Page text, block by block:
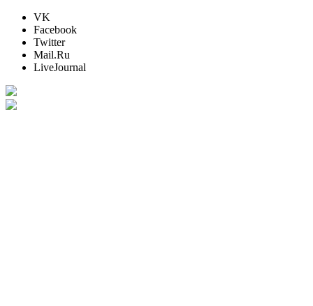
VK
Facebook
Twitter
Mail.Ru
LiveJournal